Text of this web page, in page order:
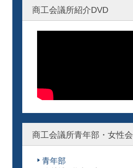
商工会議所紹介DVD
商工会議所青年部・女性会
青年部